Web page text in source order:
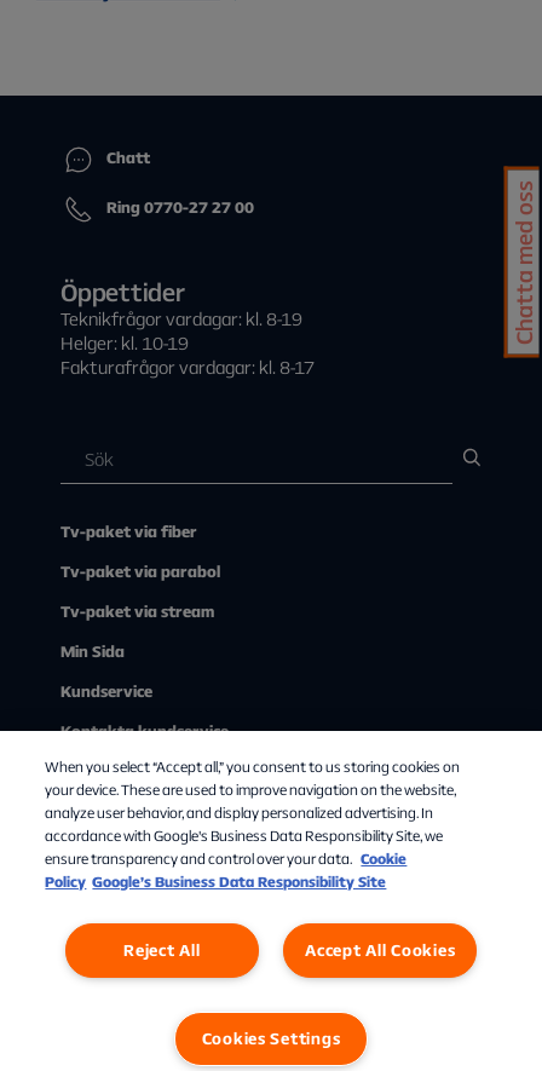
Chatt
Ring 0770-27 27 00
Öppettider
Teknikfrågor vardagar: kl. 8-19
Helger: kl. 10-19
Fakturafrågor vardagar: kl. 8-17
Tv-paket via fiber
Tv-paket via parabol
Tv-paket via stream
Min Sida
Kundservice
Kontakta kundservice
Om Allente
Personuppgifter CookiesCookies Settings
Chatta med oss
When you select “Accept all,” you consent to us storing cookies on
your device. These are used to improve navigation on the website,
analyze user behavior, and display personalized advertising. In
accordance with Google's Business Data Responsibility Site, we
ensure transparency and control over your data. Cookie
Policy Google’s Business Data Responsibility Site
Accept All Cookies
Reject All
Cookies Settings